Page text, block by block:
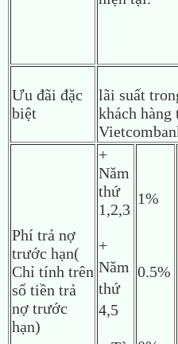
Ưu đãi đặc
biệt
Giảm
lãi suất
khách hàng
Phí trả nợ
trước hạn(
Chỉ tính trên
số tiền trả
nợ trước
hạn)
+
Năm
thứ
1,2,3
+
Năm
thứ
4,5
1%
0.5%